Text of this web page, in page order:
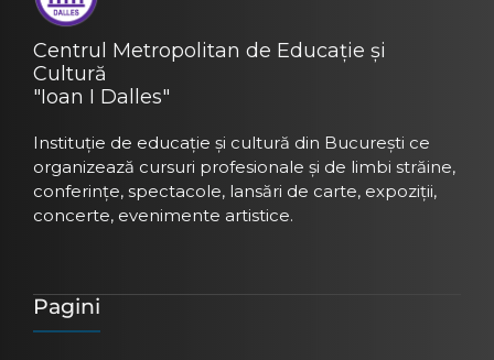
Centrul Metropolitan de Educație și
Cultură
"Ioan I Dalles"
Instituție de educație și cultură din București ce
organizează cursuri profesionale și de limbi străine,
conferințe, spectacole, lansări de carte, expoziții,
concerte, evenimente artistice.
Pagini